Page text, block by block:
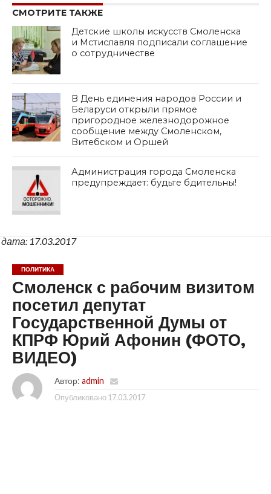
СМОТРИТЕ ТАКЖЕ
Детские школы искусств Смоленска
и Мстиславля подписали соглашение
о сотрудничестве
В День единения народов России и
Беларуси открыли прямое
пригородное железнодорожное
сообщение между Смоленском,
Витебском и Оршей
Администрация города Смоленска
предупреждает: будьте бдительны!
дата: 17.03.2017
ПОЛИТИКА
Смоленск с рабочим визитом
посетил депутат
Государственной Думы от
КПРФ Юрий Афонин (ФОТО,
ВИДЕО)
Автор: admin
Опубликовано 17.03.2017